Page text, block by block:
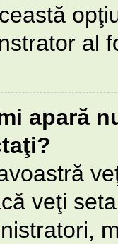
al
apară
veţi